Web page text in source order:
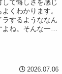
て悔しさを感じ
くわかります。
するようななん
ね。そんな一見
2026.07.06